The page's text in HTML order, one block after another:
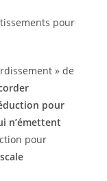
» de
pour
n’émettent
pour